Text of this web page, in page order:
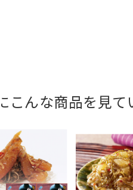
んな商品を見て